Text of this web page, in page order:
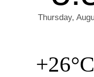
+26°C